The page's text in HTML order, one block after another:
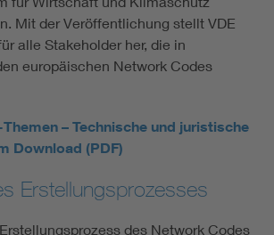
Mit der Veröffentlichung stellt VDE
alle Stakeholder her, die in
europäischen Network Codes
– Technische und juristische
Download (PDF)
Erstellungsprozesses
des Network Codes